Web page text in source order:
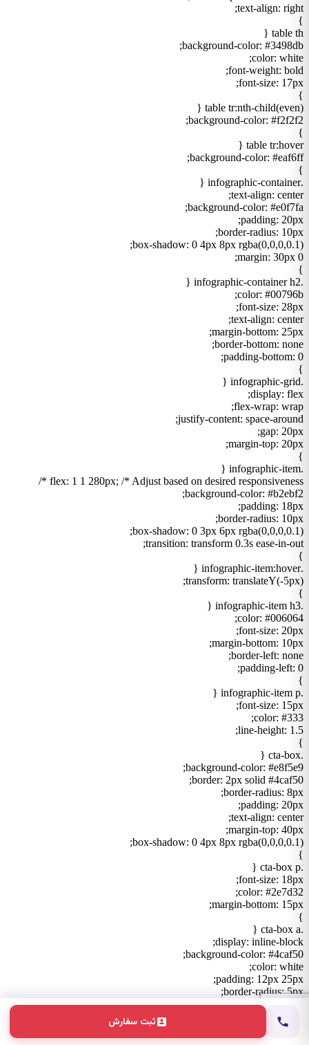
ثبت سفارش
text-align: right;
}
table th {
background-color: #3498db;
color: white;
font-weight: bold;
font-size: 17px;
}
table tr:nth-child(even) {
background-color: #f2f2f2;
}
table tr:hover {
background-color: #eaf6ff;
}
.infographic-container {
text-align: center;
background-color: #e0f7fa;
padding: 20px;
border-radius: 10px;
box-shadow: 0 4px 8px rgba(0,0,0,0.1);
margin: 30px 0;
}
.infographic-container h2 {
color: #00796b;
font-size: 28px;
text-align: center;
margin-bottom: 25px;
border-bottom: none;
padding-bottom: 0;
}
.infographic-grid {
display: flex;
flex-wrap: wrap;
justify-content: space-around;
gap: 20px;
margin-top: 20px;
}
.infographic-item {
flex: 1 1 280px; /* Adjust based on desired responsiveness */
background-color: #b2ebf2;
padding: 18px;
border-radius: 10px;
box-shadow: 0 3px 6px rgba(0,0,0,0.1);
transition: transform 0.3s ease-in-out;
}
.infographic-item:hover {
transform: translateY(-5px);
}
.infographic-item h3 {
color: #006064;
font-size: 20px;
margin-bottom: 10px;
border-left: none;
padding-left: 0;
}
.infographic-item p {
font-size: 15px;
color: #333;
line-height: 1.5;
}
.cta-box {
background-color: #e8f5e9;
border: 2px solid #4caf50;
border-radius: 8px;
padding: 20px;
text-align: center;
margin-top: 40px;
box-shadow: 0 4px 8px rgba(0,0,0,0.1);
}
.cta-box p {
font-size: 18px;
color: #2e7d32;
margin-bottom: 15px;
}
.cta-box a {
display: inline-block;
background-color: #4caf50;
color: white;
padding: 12px 25px;
border-radius: 5px;
text-decoration: none;
font-weight: bold;
transition: background-color 0.3s ease;